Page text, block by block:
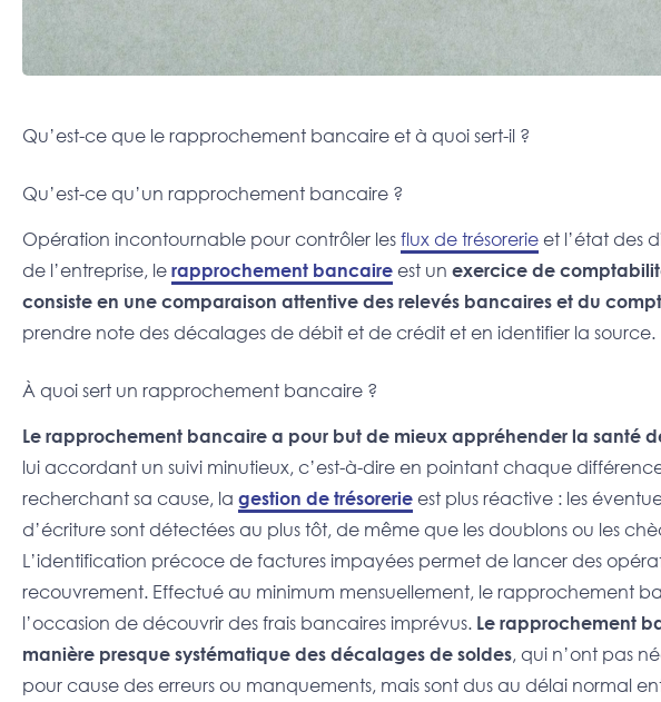
Qu’est-ce que le rapprochement bancaire et à quoi sert-il ?
Qu’est-ce qu’un rapprochement bancaire ?
Opération incontournable pour contrôler les flux de trésorerie et l’état des
de l’entreprise, le rapprochement bancaire est un exercice de
consiste en une comparaison attentive des relevés bancaires et du
prendre note des décalages de débit et de crédit et en identifier la source.
À quoi sert un rapprochement bancaire ?
Le rapprochement bancaire a pour but de mieux appréhender la santé
lui accordant un suivi minutieux, c’est-à-dire en pointant chaque
recherchant sa cause, la gestion de trésorerie est plus réactive : les
d’écriture sont détectées au plus tôt, de même que les doublons ou les
L’identification précoce de factures impayées permet de lancer des
recouvrement. Effectué au minimum mensuellement, le rapprochement
l’occasion de découvrir des frais bancaires imprévus. Le rapprochement
manière presque systématique des décalages de soldes, qui n’ont pas
pour cause des erreurs ou manquements, mais sont dus au délai normal